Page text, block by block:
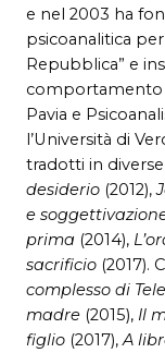
e nel 2003 ha
psicoanalitica
Repubblica” e
comportamento
Pavia e
l’Università di
tradotti in
desiderio (2012),
e
prima (2014),
sacrificio (2017).
complesso di
madre (2015), Il
figlio (2017),A